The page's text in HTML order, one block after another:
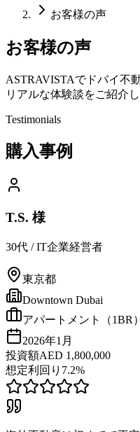
お客様の声
お客様の声
ASTRAVISTAでドバイ不
リアルな体験談をご紹介し
Testimonials
購入事例
T.S. 様
30代 /IT企業経営者
東京都
Downtown Dubai
アパートメント（1BR）
2026年1月
投資額AED 1,800,000
想定利回り 7.2%